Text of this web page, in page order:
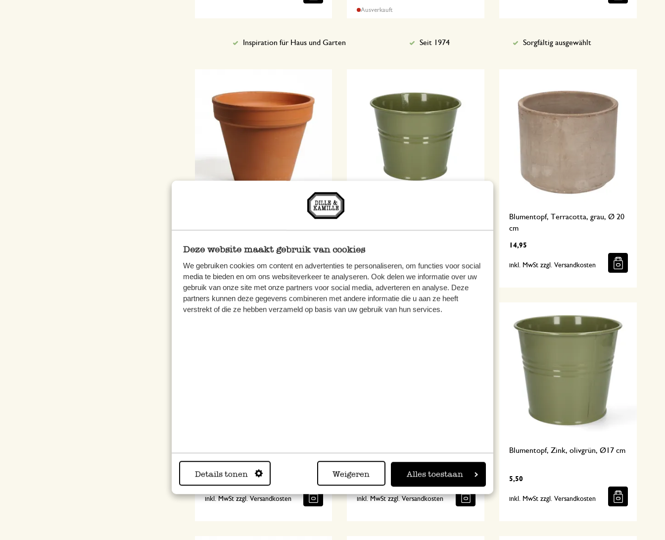
Deze website maakt gebruik van cookies
We gebruiken cookies om content en advertenties te personaliseren, om functies voor social
media te bieden en om ons websiteverkeer te analyseren. Ook delen we informatie over uw
gebruik van onze site met onze partners voor social media, adverteren en analyse. Deze
partners kunnen deze gegevens combineren met andere informatie die u aan ze heeft
verstrekt of die ze hebben verzameld op basis van uw gebruik van hun services.
Details tonen Weigeren Alles toestaan
Ausverkauft
Blumentopf, Terrakotta, Ø 17 cm
inkl. MwSt zzgl. Versandkosten
cm
4,50
inkl. MwSt zzgl. Versandkosten
Blumentopf, Terracotta, grau, Ø 20
cm
14,95
inkl. MwSt zzgl. Versandkosten
0,95
inkl. MwSt zzgl. Versandkosten
Terrakotta, grau, ø 25 cm
5,95
inkl. MwSt zzgl. Versandkosten
Blumentopf, Zink, olivgrün, Ø17 cm
5,50
inkl. MwSt zzgl. Versandkosten
Inspiration für Haus und Garten Seit 1974 Sorgfältig ausgewählt